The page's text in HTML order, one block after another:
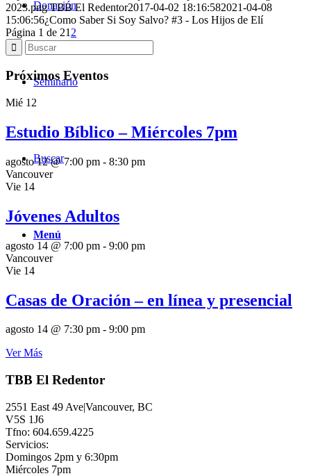
Donación
Seminario
Buscar
Menú
2023.png TBB El Redentor2017-04-02 18:16:582021-04-08
15:06:56¿Como Saber Si Soy Salvo? #3 - Los Hijos de Elí
Página 1 de 21 2
Próximos Eventos
Mié 12
Estudio Bíblico – Miércoles 7pm
agosto 12 @ 7:00 pm - 8:30 pm
Vancouver
Vie 14
Jóvenes Adultos
agosto 14 @ 7:00 pm - 9:00 pm
Vancouver
Vie 14
Casas de Oración – en línea y presencial
agosto 14 @ 7:30 pm - 9:00 pm
Ver Más
TBB El Redentor
2551 East 49 Ave|Vancouver, BC
V5S 1J6
Tfno: 604.659.4225
Servicios:
Domingos 2pm y 6:30pm
Miércoles 7pm